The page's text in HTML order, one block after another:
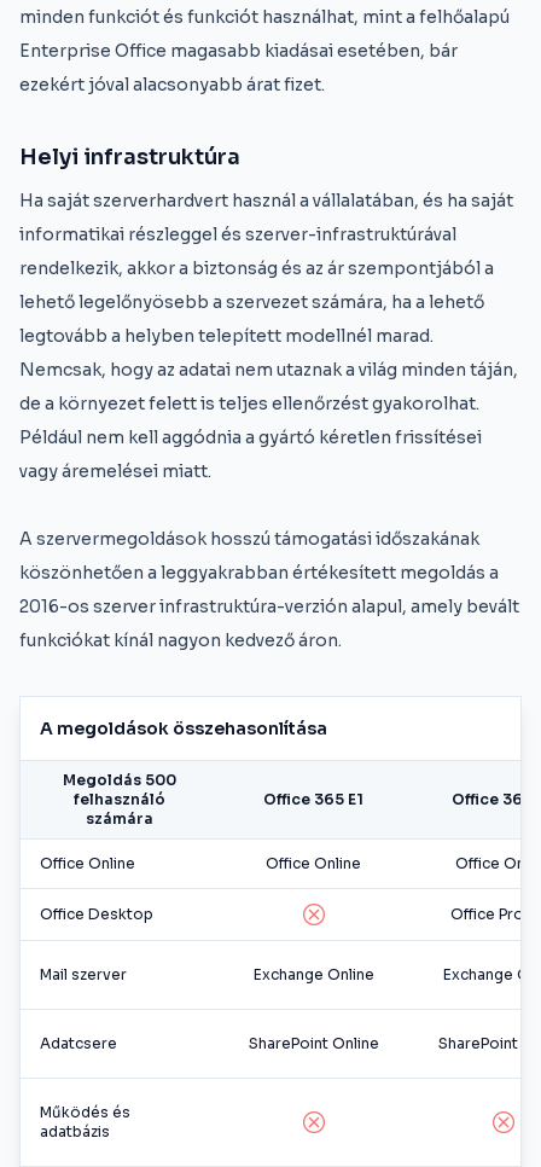
minden funkciót és funkciót használhat, mint a felhőalapú
Enterprise Office magasabb kiadásai esetében, bár
ezekért jóval alacsonyabb árat fizet.
Helyi infrastruktúra
Ha saját szerverhardvert használ a vállalatában, és ha saját
informatikai részleggel és szerver-infrastruktúrával
rendelkezik, akkor a biztonság és az ár szempontjából a
lehető legelőnyösebb a szervezet számára, ha a lehető
legtovább a helyben telepített modellnél marad.
Nemcsak, hogy az adatai nem utaznak a világ minden táján,
de a környezet felett is teljes ellenőrzést gyakorolhat.
Például nem kell aggódnia a gyártó kéretlen frissítései
vagy áremelései miatt.
A szervermegoldások hosszú támogatási időszakának
köszönhetően a leggyakrabban értékesített megoldás a
2016-os szerver infrastruktúra-verzión alapul, amely bevált
funkciókat kínál nagyon kedvező áron.
A megoldások összehasonlítása
Megoldás 500
felhasználó
számára
Office 365 E1 Office 365
Office Online Office Online Office
Office Desktop Office Pro
Mail szerver Exchange Online Exchange
Adatcsere SharePoint Online SharePoint
Működés és
adatbázis